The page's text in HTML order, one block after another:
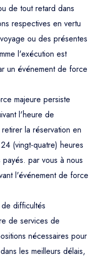
de tout retard dans
respectives en vertu
ou des présentes
l'exécution est
un événement de force
majeure persiste
l'heure de
la réservation en
(vingt-quatre) heures
par vous à nous
l'événement de force
difficultés
de services de
nécessaires pour
les meilleurs délais,